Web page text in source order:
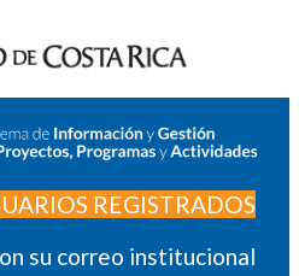
REGISTRADOS
su correo institucional